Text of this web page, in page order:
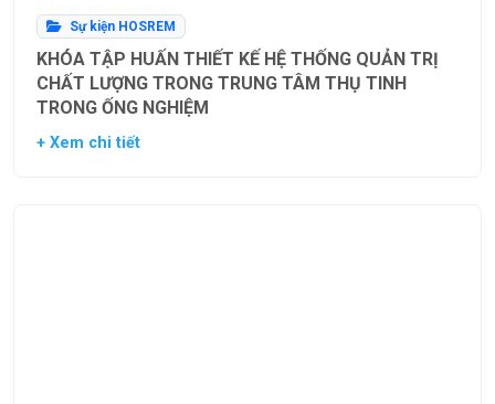
Sự kiện HOSREM
KHÓA TẬP HUẤN THIẾT KẾ HỆ THỐNG QUẢN TRỊ
CHẤT LƯỢNG TRONG TRUNG TÂM THỤ TINH
TRONG ỐNG NGHIỆM
+ Xem chi tiết